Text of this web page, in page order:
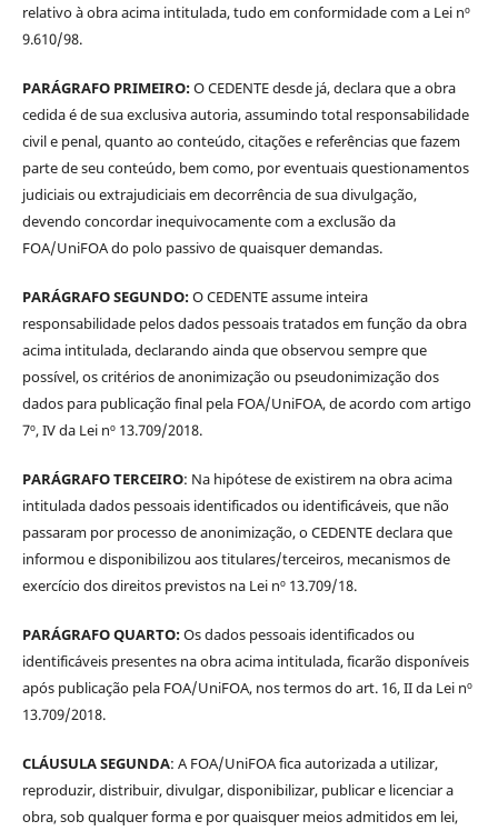
relativo à obra acima intitulada, tudo em conformidade com a Lei nº
9.610/98.
PARÁGRAFO PRIMEIRO:O CEDENTE desde já, declara que a obra
cedida é de sua exclusiva autoria, assumindo total responsabilidade
civil e penal, quanto ao conteúdo, citações e referências que fazem
parte de seu conteúdo, bem como, por eventuais questionamentos
judiciais ou extrajudiciais em decorrência de sua divulgação,
devendo concordar inequivocamente com a exclusão da
FOA/UniFOA do polo passivo de quaisquer demandas.
PARÁGRAFO SEGUNDO:O CEDENTE assume inteira
responsabilidade pelos dados pessoais tratados em função da obra
acima intitulada, declarando ainda que observou sempre que
possível, os critérios de anonimização ou pseudonimização dos
dados para publicação final pela FOA/UniFOA, de acordo com artigo
7º, IV da Lei nº 13.709/2018.
PARÁGRAFO TERCEIRO: Na hipótese de existirem na obra acima
intitulada dados pessoais identificados ou identificáveis, que não
passaram por processo de anonimização, o CEDENTE declara que
informou e disponibilizou aos titulares/terceiros, mecanismos de
exercício dos direitos previstos na Lei nº 13.709/18.
PARÁGRAFO QUARTO:Os dados pessoais identificados ou
identificáveis presentes na obra acima intitulada, ficarão disponíveis
após publicação pela FOA/UniFOA, nos termos do art. 16, II da Lei nº
13.709/2018.
CLÁUSULA SEGUNDA: A FOA/UniFOA fica autorizada a utilizar,
reproduzir, distribuir, divulgar, disponibilizar, publicar e licenciar a
obra, sob qualquer forma e por quaisquer meios admitidos em lei,